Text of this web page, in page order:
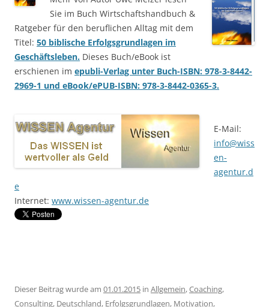
Sie im Buch Wirtschaftshandbuch &
Ratgeber für den beruflichen Alltag mit dem
Titel: 50 biblische Erfolgsgrundlagen im
Geschäftsleben. Dieses Buch/eBook ist
erschienen im epubli-Verlag unter Buch-ISBN: 978-3-8442-
2969-1 und eBook/ePUB-ISBN: 978-3-8442-0365-3.
E-Mail:
info@wiss
en-
agentur.d
e
Internet: www.wissen-agentur.de
Dieser Beitrag wurde am 01.01.2015 in Allgemein,Coaching,
Consulting, Deutschland, Erfolgsgrundlagen, Motivation,